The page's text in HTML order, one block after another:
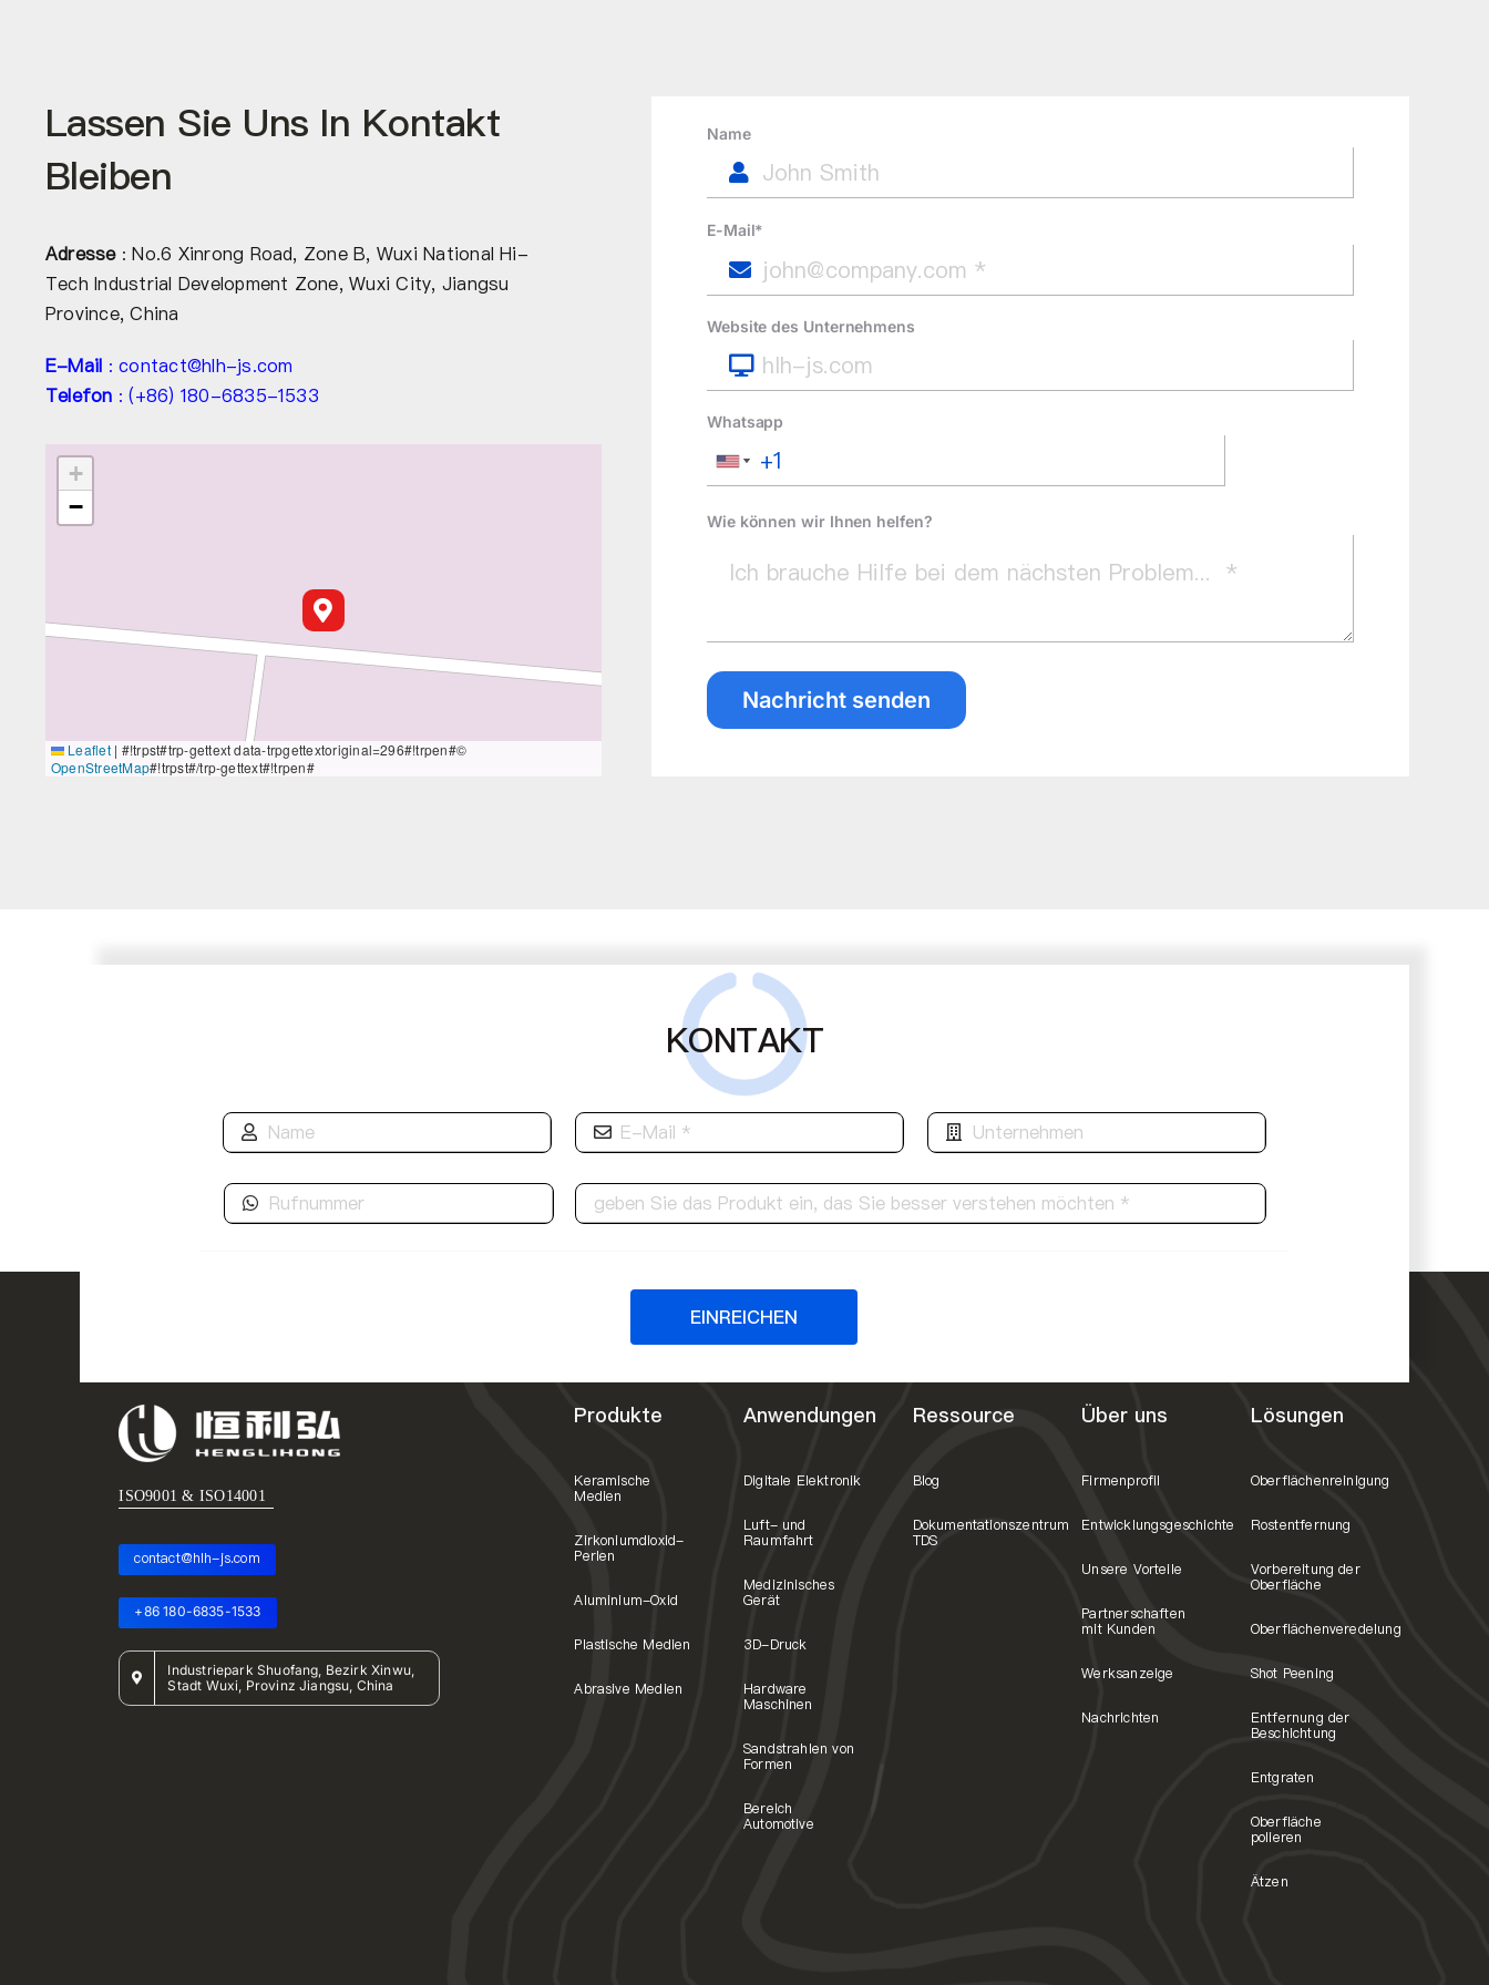
Lassen Sie Uns In Kontakt
Bleiben
Adresse: No.6 Xinrong Road, Zone B, Wuxi National Hi-
Tech Industrial Development Zone, Wuxi City, Jiangsu
Province, China
E-Mail : contact@hlh-js.com
Telefon : (+86) 180-6835-1533
+
−
Leaflet | #!trpst#trp-gettext data-trpgettextoriginal=296#!trpen#©
OpenStreetMap#!trpst#/trp-gettext#!trpen#
Name
E-Mail*
Website des Unternehmens
Whatsapp
Wie können wir Ihnen helfen?
Nachricht senden
KONTAKT
EINREICHEN
ISO9001 & ISO14001
contact@hlh-js.com
+86 180-6835-1533
Industriepark Shuofang, Bezirk Xinwu,
Stadt Wuxi, Provinz Jiangsu, China
Produkte
Keramische
Medien
Zirkoniumdioxid-
Perlen
Aluminium-Oxid
Plastische Medien
Abrasive Medien
Anwendungen
Digitale Elektronik
Luft- und
Raumfahrt
Medizinisches
Gerät
3D-Druck
Hardware
Maschinen
Sandstrahlen von
Formen
Bereich
Automotive
Ressource
Blog
Dokumentationszentrum
TDS
Über uns
Firmenprofil
Entwicklungsgeschichte
Unsere Vorteile
Partnerschaften
mit Kunden
Werksanzeige
Nachrichten
Lösungen
Oberflächenreinigung
Rostentfernung
Vorbereitung der
Oberfläche
Oberflächenveredelung
Shot Peening
Entfernung der
Beschichtung
Entgraten
Oberfläche
polieren
Ätzen